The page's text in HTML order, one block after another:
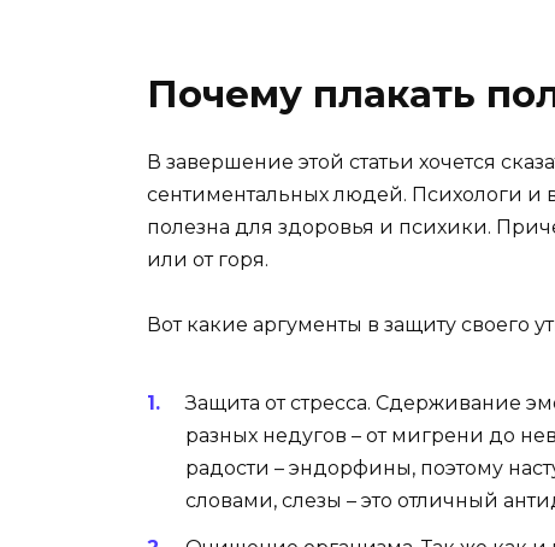
Почему плакать
В завершение этой статьи хочется
сентиментальных людей. Психологи и
полезна для здоровья и психики.
или от горя.
Вот какие аргументы в защиту своего
Защита от стресса. Сдерживание
разных недугов – от мигрени до
радости – эндорфины, поэтому
словами, слезы – это отличный